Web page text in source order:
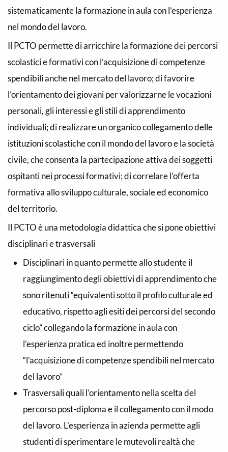
sistematicamente la formazione in aula con l’esperienza
nel mondo del lavoro.
Il PCTO permette di arricchire la formazione dei percorsi
scolastici e formativi con l’acquisizione di competenze
spendibili anche nel mercato del lavoro; di favorire
l’orientamento dei giovani per valorizzarne le vocazioni
personali, gli interessi e gli stili di apprendimento
individuali; di realizzare un organico collegamento delle
istituzioni scolastiche con il mondo del lavoro e la società
civile, che consenta la partecipazione attiva dei soggetti
ospitanti nei processi formativi; di correlare l’offerta
formativa allo sviluppo culturale, sociale ed economico
del territorio.
Il PCTO è una metodologia didattica che si pone obiettivi
disciplinari e trasversali
Disciplinari in quanto permette allo studente il
raggiungimento degli obiettivi di apprendimento che
sono ritenuti “equivalenti sotto il profilo culturale ed
educativo, rispetto agli esiti dei percorsi del secondo
ciclo” collegando la formazione in aula con
l’esperienza pratica ed inoltre permettendo
“l’acquisizione di competenze spendibili nel mercato
del lavoro”
Trasversali quali l’orientamento nella scelta del
percorso post-diploma e il collegamento con il modo
del lavoro. L’esperienza in azienda permette agli
studenti di sperimentare le mutevoli realtà che